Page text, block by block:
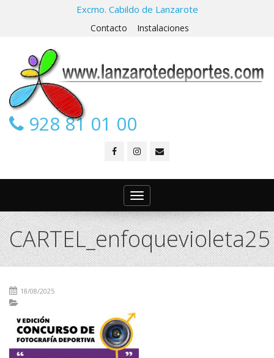
Excmo. Cabildo de Lanzarote
Contacto Instalaciones
928 81 01 00
Toggle
navigation
CARTEL_enfoquevioleta25
18/08/2025